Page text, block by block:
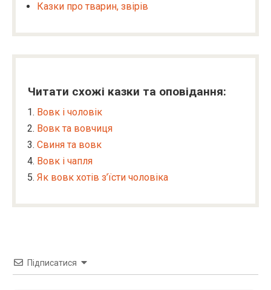
Казки про тварин, звірів
Читати схожі казки та оповідання:
Вовк і чоловік
Вовк та вовчиця
Свиня та вовк
Вовк і чапля
Як вовк хотів з’їсти чоловіка
Підписатися